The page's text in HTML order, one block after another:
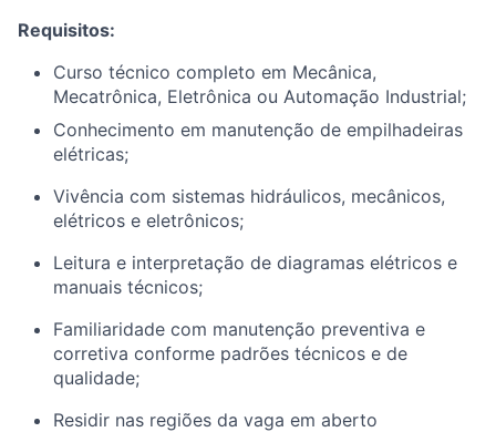
Requisitos:
Curso técnico completo em Mecânica,
Mecatrônica, Eletrônica ou Automação Industrial;
Conhecimento em manutenção de empilhadeiras
elétricas;
Vivência com sistemas hidráulicos, mecânicos,
elétricos e eletrônicos;
Leitura e interpretação de diagramas elétricos e
manuais técnicos;
Familiaridade com manutenção preventiva e
corretiva conforme padrões técnicos e de
qualidade;
Residir nas regiões da vaga em aberto